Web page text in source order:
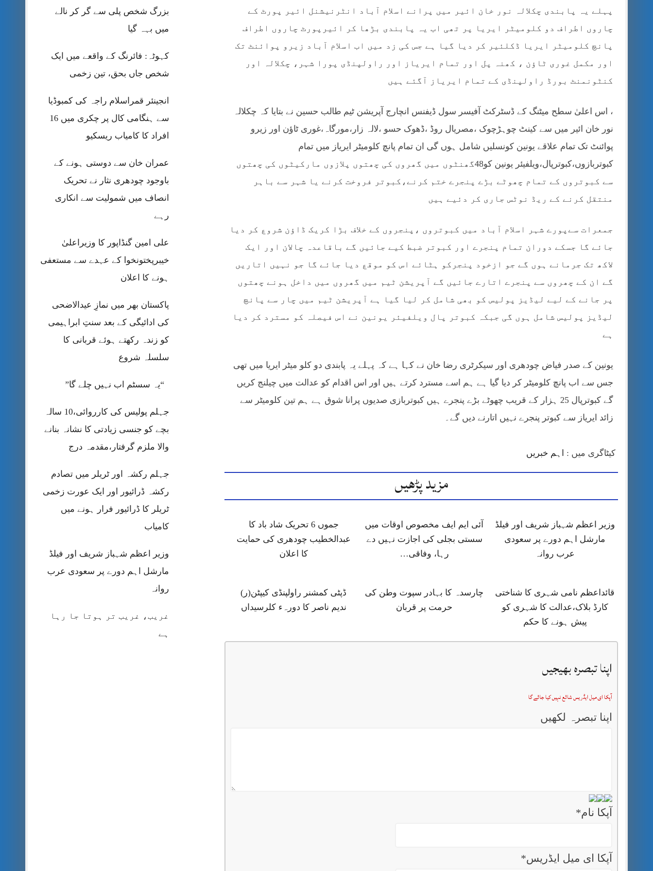
بزرگ شخص پلی سے گر کر نالے
میں بہہ گیا
کہوٹہ: فائرنگ کے واقعے میں ایک
شخص جاں بحق، تین زخمی
انجینئر قمراسلام راجہ کی کمبوڈیا
سے ہنگامی کال پر چکری میں 16
افراد کا کامیاب ریسکیو
عمران خان سے دوستی ہونے کے
باوجود چودھری نثار نے تحریک
انصاف میں شمولیت سے انکاری
رہے
علی امین گنڈاپور کا وزیراعلیٰ
خیبرپختونخوا کے عہدے سے مستعفی
ہونے کا اعلان
پاکستان بھر میں نمازِ عیدالاضحی
کی ادائیگی کے بعد سنتِ ابراہیمی
کو زندہ رکھتے ہوئے قربانی کا
سلسلہ شروع
“یہ سسٹم اب نہیں چلے گا”
جہلم پولیس کی کارروائی،10 سالہ
بچے کو جنسی زیادتی کا نشانہ بنانے
والا ملزم گرفتار،مقدمہ درج
جہلم رکشہ اور ٹریلر میں تصادم
رکشہ ڈرائیور اور ایک عورت زخمی
ٹریلر کا ڈرائیور فرار ہونے میں
کامیاب
وزیر اعظم شہباز شریف اور فیلڈ
مارشل اہم دورے پر سعودی عرب
روانہ
غریب، غریب تر ہوتا جا رہا
ہے
پہلے یہ پابندی چکلالہ نور خان ائیر میں پرانے اسلام آباد انٹرنیشنل ائیر پورٹ کے
چاروں اطراف دو کلومیٹر ایریا پر تھی اب یہ پابندی بڑھا کر ائیرپورٹ چاروں اطراف
پانچ کلومیٹر ایریا ڈکلئیر کر دیا گیا ہے جس کی زد میں اب اسلام آباد زیرو پوائنٹ تک
اور مکمل غوری ٹاؤن ، کھنہ پل اور تمام ایریاز اور راولپنڈی پورا شہر، چکلالہ اور
کنٹونمنٹ بورڈ راولپنڈی کے تمام ایریاز آگئے ہیں
، اس اعلیٰ سطح میٹنگ کے ڈسٹرکٹ آفیسر سول ڈیفنس انچارج آپریشن ٹیم طالب حسین نے بتایا کہ چکلالہ
نور خان ائیر میں سے کینٹ چوہڑچوک ،مصریال روڈ ،ڈھوک حسو ،لالہ زار،مورگاہ،غوری ٹاؤن اور زیرو
پوائنٹ تک تمام علاقے یونین کونسلیں شامل ہوں گی ان تمام پانچ کلومیٹر ایریاز میں تمام
کبوتربازوں،کبوترپال،ویلفیئر یونین کو48گھنٹوں میں گھروں کی چھتوں پلازوں مارکیٹوں کی چھتوں
سے کبوتروں کے تمام چھوٹے بڑے پنجرے ختم کرنے،کبوتر فروخت کرنے یا شہر سے باہر
منتقل کرنے کے ریڈ نوٹس جاری کر دئیے ہیں
جمعرات سےپورے شہر اسلام آباد میں کبوتروں ،پنجروں کے خلاف بڑا کریک ڈاؤن شروع کر دیا
جائے گا جسکے دوران تمام پنجرے اور کبوتر ضبط کیے جائیں گے باقاعدہ چالان اور ایک
لاکھ تک جرمانے ہوں گے جو ازخود پنجرکو ہٹائے اس کو موقع دیا جائے گا جو نہیں اتاریں
گے ان کے چھروں سے پنجرے اتارے جائیں گے آپریشن ٹیم میں گھروں میں داخل ہونے چھتوں
پر جانے کے لیے لیڈیز پولیس کو بھی شامل کر لیا گیا ہے آپریشن ٹیم میں چار سے پانچ
لیڈیز پولیس شامل ہوں گی جبکہ کبوتر پال ویلفیئر یونین نے اس فیصلہ کو مسترد کر دیا
ہے
یونین کے صدر فیاض چودھری اور سیکرٹری رضا خان نے کہا ہے کہ پہلے یہ پابندی دو کلو میٹر ایریا میں تھی
جس سے اب پانچ کلومیٹر کر دیا گیا ہے ہم اسے مسترد کرتے ہیں اور اس اقدام کو عدالت میں چیلنج کریں
گے کبوترپال 25 ہزار کے قریب چھوٹے بڑے پنجرے ہیں کبوتربازی صدیوں پرانا شوق ہے ہم تین کلومیٹر سے
زائد ایریاز سے کبوتر پنجرے نہیں اتارنے دیں گے۔
کیٹاگری میں : اہم خبریں
مزید پڑھیں
وزیر اعظم شہباز شریف اور فیلڈ
مارشل اہم دورے پر سعودی
عرب روانہ
آئی ایم ایف مخصوص اوقات میں
سستی بجلی کی اجازت نہیں دے
رہا، وفاقی…
جموں 6 تحریک شاد باد کا
عبدالخطیب چودھری کی حمایت
کا اعلان
قائداعظم نامی شہری کا شناختی
کارڈ بلاک،عدالت کا شہری کو
پیش ہونے کا حکم
چارسدہ کا بہادر سپوت وطن کی
حرمت پر قربان
ڈپٹی کمشنر راولپنڈی کیپٹن(ر)
ندیم ناصر کا دورہء کلرسیداں
اپنا تبصرہ بھیجیں
آپکا ای میل ایڈریس شائع نہیں کیا جائے گا
اپنا تبصرہ لکھیں
آپکا نام*
آپکا ای میل ایڈریس*